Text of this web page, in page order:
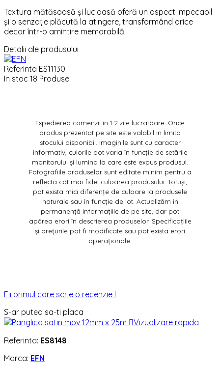
Textura mătăsoasă și lucioasă oferă un aspect impecabil
și o senzație plăcută la atingere, transformând orice
decor într-o amintire memorabilă.
Detalii ale produsului
Referinta ES11130
In stoc 18 Produse
Expedierea comenzii în 1-2 zile lucratoare. Orice
produs prezentat pe site este valabil in limita
stocului disponibil. Imaginile sunt cu caracter
informativ, culorile pot varia în funcție de setările
monitorului și lumina la care este expus produsul.
Fotografiile produselor sunt editate minim pentru a
reflecta cât mai fidel culoarea produsului. Totuși,
pot exista mici diferențe de culoare la produsele
naturale sau în funcție de lot. Actualizăm în
permanență informațiile de pe site, dar pot
apărea erori în descrierea produselor. Specificațiile
și prețurile pot fi modificate sau pot exista erori
operaționale.
Fii primul care scrie o recenzie !
S-ar putea sa-ti placa
Vizualizare rapida
Referinta: ES8148
Marca: EFN